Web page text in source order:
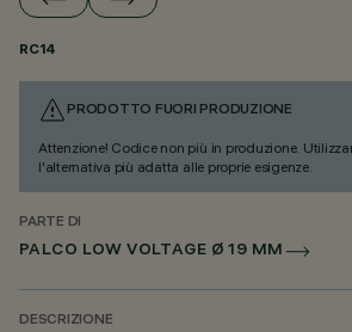
RC14
PRODOTTO FUORI PRODUZIONE
Attenzione! Codice non più in produzione.
l'alternativa più adatta alle proprie esigenze.
PARTE DI
PALCO LOW VOLTAGE Ø 19 MM
DESCRIZIONE